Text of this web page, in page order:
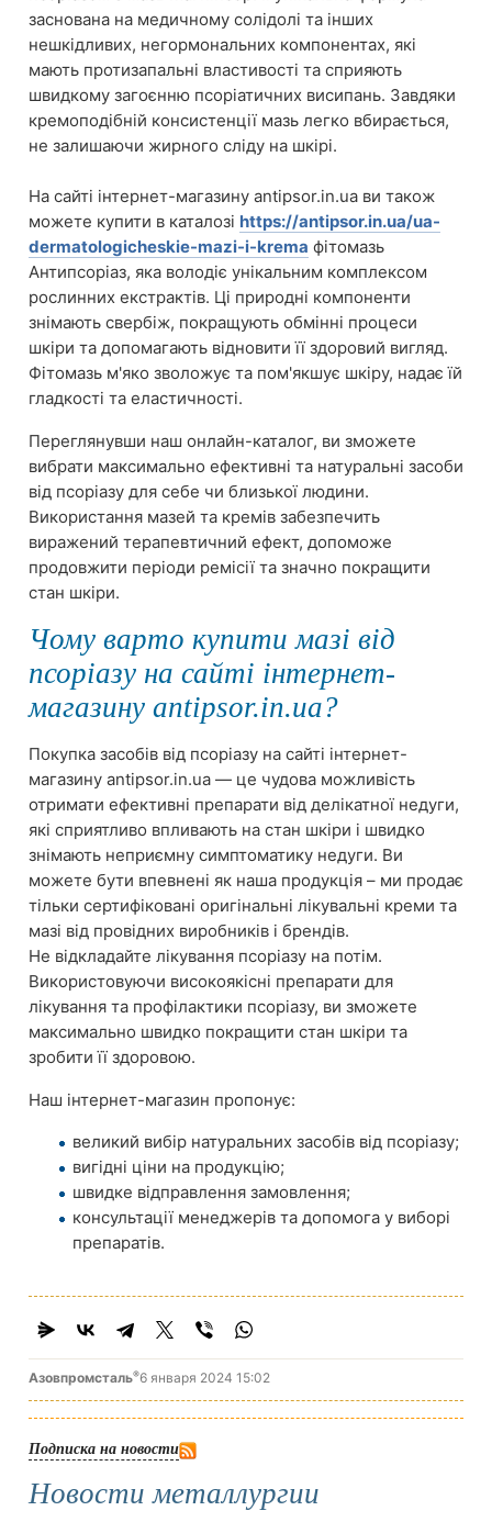
заснована на медичному солідолі та інших
нешкідливих, негормональних компонентах, які
мають протизапальні властивості та сприяють
швидкому загоєнню псоріатичних висипань. Завдяки
кремоподібній консистенції мазь легко вбирається,
не залишаючи жирного сліду на шкірі.
На сайті інтернет-магазину antipsor.in.ua ви також
можете купити в каталозі https://antipsor.in.ua/ua-
dermatologicheskie-mazi-i-krema фітомазь
Антипсоріаз, яка володіє унікальним комплексом
рослинних екстрактів. Ці природні компоненти
знімають свербіж, покращують обмінні процеси
шкіри та допомагають відновити її здоровий вигляд.
Фітомазь м'яко зволожує та пом'якшує шкіру, надає їй
гладкості та еластичності.
Переглянувши наш онлайн-каталог, ви зможете
вибрати максимально ефективні та натуральні засоби
від псоріазу для себе чи близької людини.
Використання мазей та кремів забезпечить
виражений терапевтичний ефект, допоможе
продовжити періоди ремісії та значно покращити
стан шкіри.
Чому варто купити мазі від
псоріазу на сайті інтернет-
магазину antipsor.in.ua?
Покупка засобів від псоріазу на сайті інтернет-
магазину antipsor.in.ua — це чудова можливість
отримати ефективні препарати від делікатної недуги,
які сприятливо впливають на стан шкіри і швидко
знімають неприємну симптоматику недуги. Ви
можете бути впевнені як наша продукція – ми продає
тільки сертифіковані оригінальні лікувальні креми та
мазі від провідних виробників і брендів.
Не відкладайте лікування псоріазу на потім.
Використовуючи високоякісні препарати для
лікування та профілактики псоріазу, ви зможете
максимально швидко покращити стан шкіри та
зробити її здоровою.
Наш інтернет-магазин пропонує:
великий вибір натуральних засобів від псоріазу;
вигідні ціни на продукцію;
швидке відправлення замовлення;
консультації менеджерів та допомога у виборі
препаратів.
Азовпромсталь®6 января 2024 15:02
Подписка на новости
Новости металлургии